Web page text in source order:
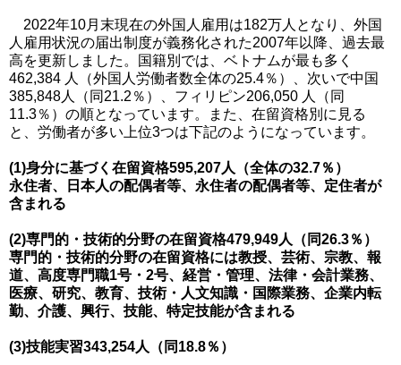
2022年10月末現在の外国人雇用は182万人となり、外国
人雇用状況の届出制度が義務化された2007年以降、過去最
高を更新しました。国籍別では、ベトナムが最も多く
462,384 人（外国人労働者数全体の25.4％）、次いで中国
385,848人（同21.2％）、フィリピン206,050 人（同
11.3％）の順となっています。また、在留資格別に見る
と、労働者が多い上位3つは下記のようになっています。
(1)身分に基づく在留資格595,207人（全体の32.7％）
永住者、日本人の配偶者等、永住者の配偶者等、定住者が
含まれる
(2)専門的・技術的分野の在留資格479,949人（同26.3％）
専門的・技術的分野の在留資格には教授、芸術、宗教、報
道、高度専門職1号・2号、経営・管理、法律・会計業務、
医療、研究、教育、技術・人文知識・国際業務、企業内転
勤、介護、興行、技能、特定技能が含まれる
(3)技能実習343,254人（同18.8％）